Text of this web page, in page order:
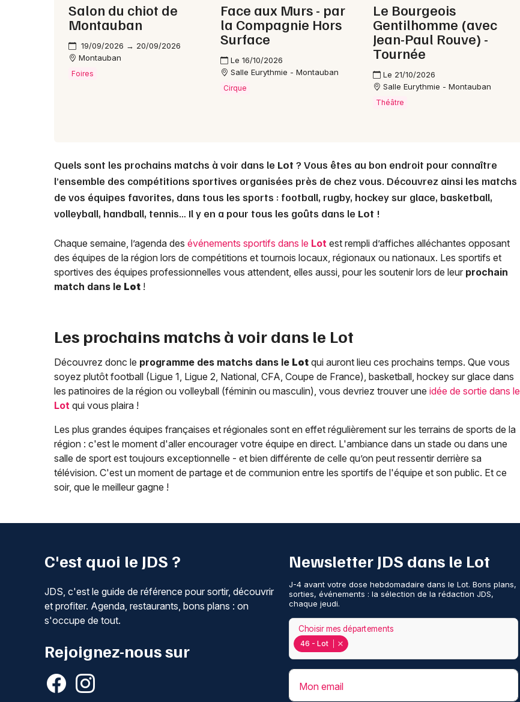
Salon du chiot de
Montauban
19/09/2026 → 20/09/2026
Montauban
Foires
Face aux Murs - par
la Compagnie Hors
Surface
Le 16/10/2026
Salle Eurythmie - Montauban
Cirque
Le Bourgeois
Gentilhomme (avec
Jean-Paul Rouve) -
Tournée
Le 21/10/2026
Salle Eurythmie - Montauban
Théâtre
Quels sont les prochains matchs à voir dans le Lot ? Vous êtes au bon endroit pour connaître
l’ensemble des compétitions sportives organisées près de chez vous. Découvrez ainsi les matchs
de vos équipes favorites, dans tous les sports : football, rugby, hockey sur glace, basketball,
volleyball, handball, tennis… Il y en a pour tous les goûts dans le Lot !
Chaque semaine, l’agenda des événements sportifs dans le Lot est rempli d’affiches alléchantes opposant
des équipes de la région lors de compétitions et tournois locaux, régionaux ou nationaux. Les sportifs et
sportives des équipes professionnelles vous attendent, elles aussi, pour les soutenir lors de leur prochain
match dans le Lot !
Les prochains matchs à voir dans le Lot
Découvrez donc le programme des matchs dans le Lot qui auront lieu ces prochains temps. Que vous
soyez plutôt football (Ligue 1, Ligue 2, National, CFA, Coupe de France), basketball, hockey sur glace dans
les patinoires de la région ou volleyball (féminin ou masculin), vous devriez trouver une idée de sortie dans le
Lot qui vous plaira !
Les plus grandes équipes françaises et régionales sont en effet régulièrement sur les terrains de sports de la
région : c'est le moment d'aller encourager votre équipe en direct. L'ambiance dans un stade ou dans une
salle de sport est toujours exceptionnelle - et bien différente de celle qu’on peut ressentir derrière sa
télévision. C'est un moment de partage et de communion entre les sportifs de l'équipe et son public. Et ce
soir, que le meilleur gagne !
C'est quoi le JDS ?
JDS, c'est le guide de référence pour sortir, découvrir
et profiter. Agenda, restaurants, bons plans : on
s'occupe de tout.
Rejoignez-nous sur
Newsletter JDS dans le Lot
J-4 avant votre dose hebdomadaire dans le Lot. Bons plans,
sorties, événements : la sélection de la rédaction JDS,
chaque jeudi.
46 - Lot
Choisir mes départements
Mon email